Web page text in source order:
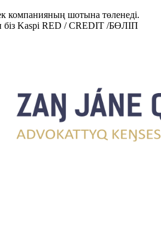
компанияның шотына төленеді.
біз Kaspi RED / CREDIT /БӨЛІП